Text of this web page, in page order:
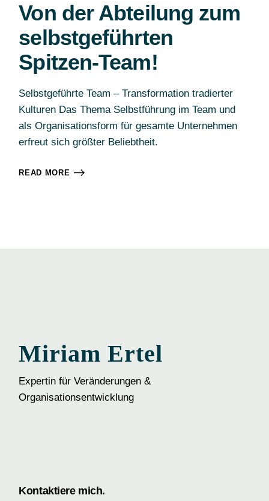
Von der Abteilung zum
selbstgeführten
Spitzen-Team!
Selbstgeführte Team – Transformation tradierter
Kulturen Das Thema Selbstführung im Team und
als Organisationsform für gesamte Unternehmen
erfreut sich größter Beliebtheit.
READ MORE
Miriam Ertel
Expertin für Veränderungen &
Organisationsentwicklung
Kontaktiere mich.